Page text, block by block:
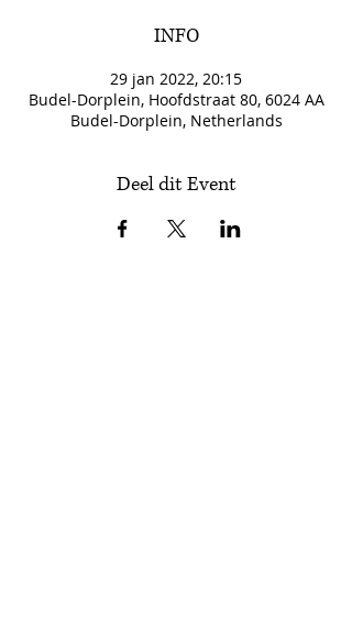
INFO
29 jan 2022, 20:15
Budel-Dorplein, Hoofdstraat 80, 6024 AA
Budel-Dorplein, Netherlands
Deel dit Event